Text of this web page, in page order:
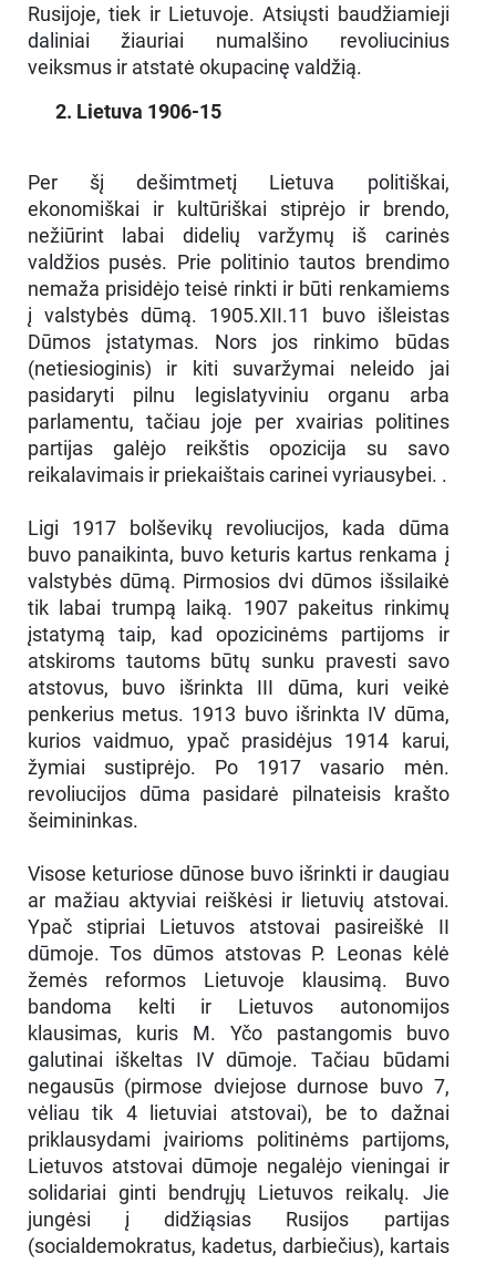
Rusijoje, tiek ir Lietuvoje. Atsiųsti baudžiamieji
daliniai žiauriai numalšino revoliucinius
veiksmus ir atstatė okupacinę valdžią.
2. Lietuva 1906-15
Per šį dešimtmetį Lietuva politiškai,
ekonomiškai ir kultūriškai stiprėjo ir brendo,
nežiūrint labai didelių varžymų iš carinės
valdžios pusės. Prie politinio tautos brendimo
nemaža prisidėjo teisė rinkti ir būti renkamiems
į valstybės dūmą. 1905.XII.11 buvo išleistas
Dūmos įstatymas. Nors jos rinkimo būdas
(netiesioginis) ir kiti suvaržymai neleido jai
pasidaryti pilnu legislatyviniu organu arba
parlamentu, tačiau joje per xvairias politines
partijas galėjo reikštis opozicija su savo
reikalavimais ir priekaištais carinei vyriausybei. .
Ligi 1917 bolševikų revoliucijos, kada dūma
buvo panaikinta, buvo keturis kartus renkama į
valstybės dūmą. Pirmosios dvi dūmos išsilaikė
tik labai trumpą laiką. 1907 pakeitus rinkimų
įstatymą taip, kad opozicinėms partijoms ir
atskiroms tautoms būtų sunku pravesti savo
atstovus, buvo išrinkta III dūma, kuri veikė
penkerius metus. 1913 buvo išrinkta IV dūma,
kurios vaidmuo, ypač prasidėjus 1914 karui,
žymiai sustiprėjo. Po 1917 vasario mėn.
revoliucijos dūma pasidarė pilnateisis krašto
šeimininkas.
Visose keturiose dūnose buvo išrinkti ir daugiau
ar mažiau aktyviai reiškėsi ir lietuvių atstovai.
Ypač stipriai Lietuvos atstovai pasireiškė II
dūmoje. Tos dūmos atstovas P. Leonas kėlė
žemės reformos Lietuvoje klausimą. Buvo
bandoma kelti ir Lietuvos autonomijos
klausimas, kuris M. Yčo pastangomis buvo
galutinai iškeltas IV dūmoje. Tačiau būdami
negausūs (pirmose dviejose durnose buvo 7,
vėliau tik 4 lietuviai atstovai), be to dažnai
priklausydami įvairioms politinėms partijoms,
Lietuvos atstovai dūmoje negalėjo vieningai ir
solidariai ginti bendrųjų Lietuvos reikalų. Jie
jungėsi į didžiąsias Rusijos partijas
(socialdemokratus, kadetus, darbiečius), kartais